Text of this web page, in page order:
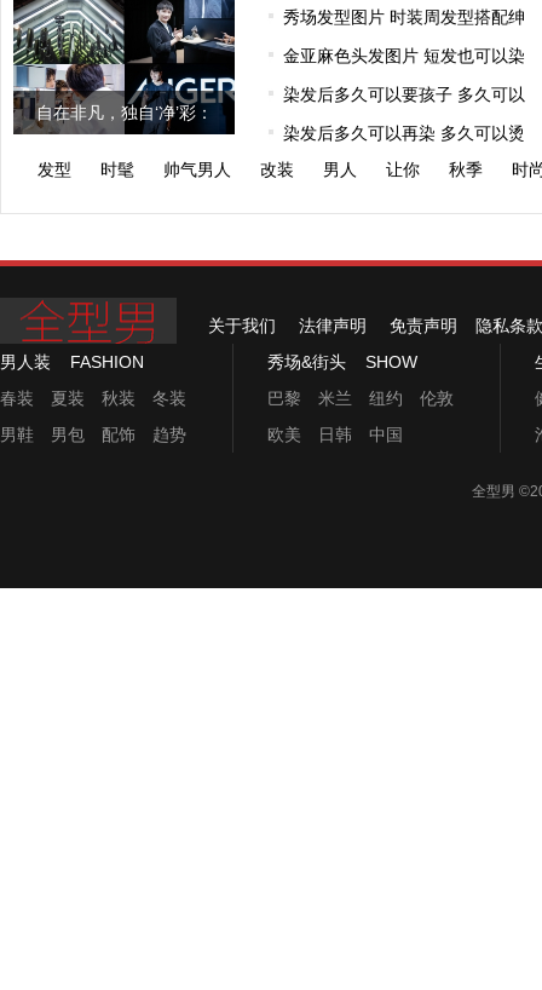
自在非凡，独自‘净’彩：
秀场发型图片 时装周发型搭配绅
金亚麻色头发图片 短发也可以染
染发后多久可以要孩子 多久可以
染发后多久可以再染 多久可以烫
发型
时髦 帅气男人 改装 男人 让你 秋季 时
关于我们 法律声明 免责声明
隐私条款
男人装 FASHION
春装
夏装 秋装
冬装
男鞋
男包 配饰 趋势
秀场&街头 SHOW
巴黎
米兰 纽约
伦敦
欧美
日韩 中国
全型男